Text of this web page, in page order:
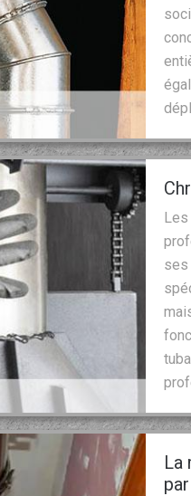
Les
ses
La